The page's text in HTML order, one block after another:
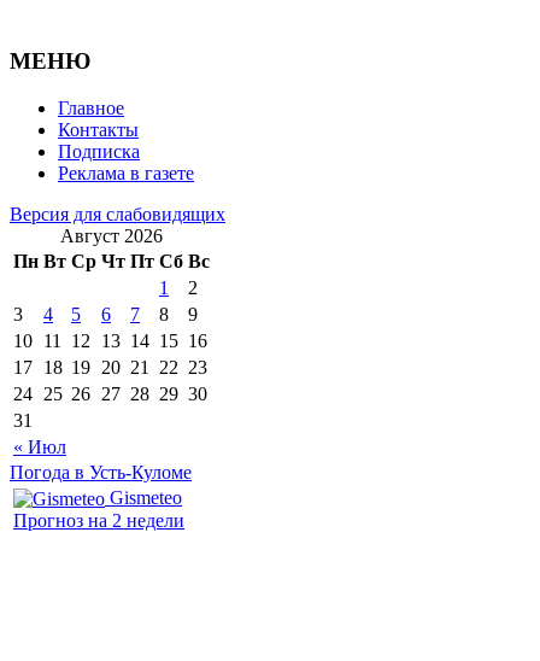
МЕНЮ
Главное
Контакты
Подписка
Реклама в газете
Версия для слабовидящих
Август 2026
Пн Вт Ср Чт Пт Сб Вс
« Июл
1
2
3
4 5 6 7 8
9
10 11 12 13 14 15 16
17 18 19 20 21 22 23
24 25 26 27 28 29 30
31
Погода в Усть-Куломе
Gismeteo
Прогноз на 2 недели